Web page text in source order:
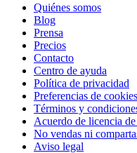
Quiénes somos
Blog
Prensa
Precios
Contacto
Centro de ayuda
Política de privacidad
Preferencias de cookies
Términos y
Acuerdo de licencia
No vendas ni
Aviso legal